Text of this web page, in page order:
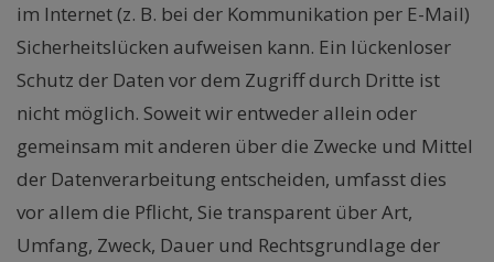
im Internet (z. B. bei der Kommunikation per E-Mail)
Sicherheitslücken aufweisen kann. Ein lückenloser
Schutz der Daten vor dem Zugriff durch Dritte ist
nicht möglich. Soweit wir entweder allein oder
gemeinsam mit anderen über die Zwecke und Mittel
der Datenverarbeitung entscheiden, umfasst dies
vor allem die Pflicht, Sie transparent über Art,
Umfang, Zweck, Dauer und Rechtsgrundlage der